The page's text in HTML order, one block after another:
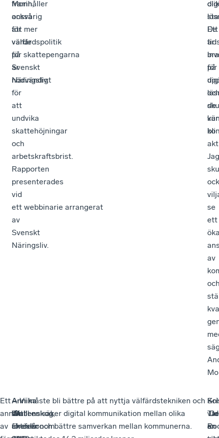
framhåller
också
att mer
värde
för skattepengarna
är
nödvändigt
för
att
undvika
skattehöjningar
och
arbetskraftsbrist.
Rapporten
presenterades
vid
ett webbinarie arrangerat
av
Svenskt
Näringsliv.
Morin,
ansvarig
för
välfärdspolitik
på
Svenskt
Näringsliv.
De
är
bra
på
de
Ett
för
bli
Jag
se
ett
av
Ett
annat
av
–
Vi
föreslår
Annika
Wallenskog,
chefekonom
–
Det
är
– Vi måste bli bättre på att nyttja välfärdstekniken och
få till en säker digital kommunikation mellan olika
aktörer och bättre samverkan mellan kommunerna.
var
en
–
är
–
är